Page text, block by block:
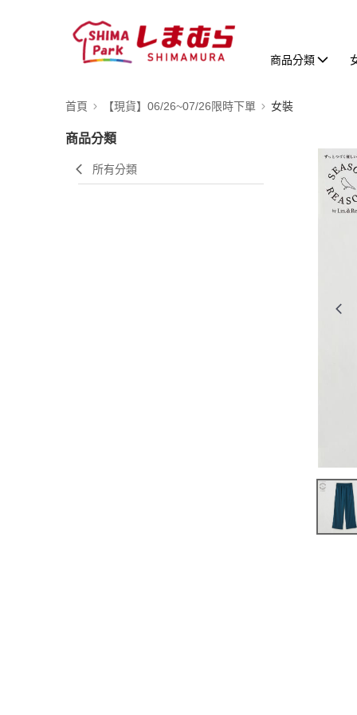
商品分類
首頁 【現貨】06/26~07/26限時下單 女裝
商品分類
所有分類